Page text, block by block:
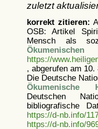
zuletzt
korrekt zitieren:
OSB: Artikel
Mensch als
https://
, abgerufen am 10.
Die Deutsche
Ökumenische
Deutschen
bibliografische
https://d-nb.info/
https://d-nb.info/